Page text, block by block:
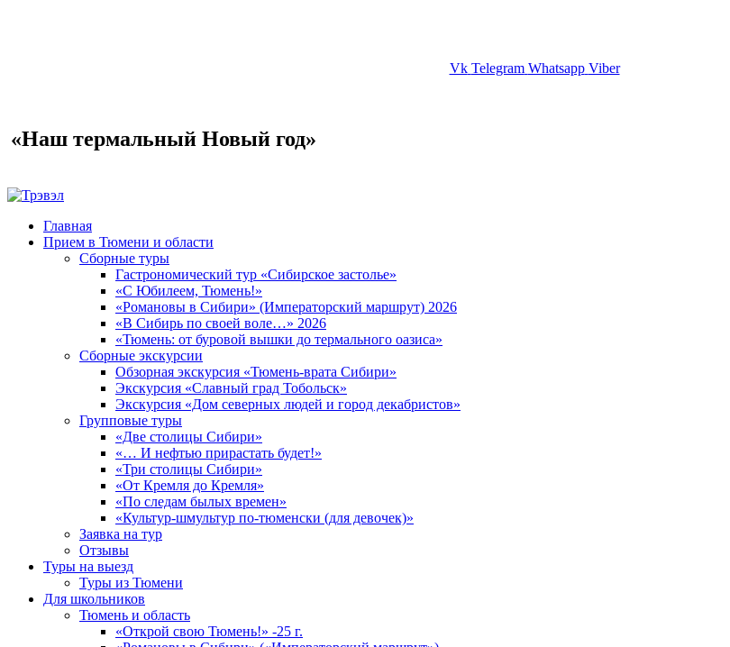
Vk Telegram Whatsapp Viber
«Наш термальный Новый год»
Главная
Прием в Тюмени и области
Сборные туры
Гастрономический тур «Сибирское застолье»
«С Юбилеем, Тюмень!»
«Романовы в Сибири» (Императорский маршрут) 2026
«В Сибирь по своей воле…» 2026
«Тюмень: от буровой вышки до термального оазиса»
Сборные экскурсии
Обзорная экскурсия «Тюмень-врата Сибири»
Экскурсия «Славный град Тобольск»
Экскурсия «Дом северных людей и город декабристов»
Групповые туры
«Две столицы Сибири»
«… И нефтью прирастать будет!»
«Три столицы Сибири»
«От Кремля до Кремля»
«По следам былых времен»
«Культур-шмультур по-тюменски (для девочек)»
Заявка на тур
Отзывы
Туры на выезд
Туры из Тюмени
Для школьников
Тюмень и область
«Открой свою Тюмень!» -25 г.